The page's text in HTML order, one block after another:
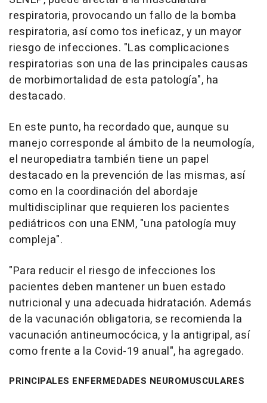
respiratoria, provocando un fallo de la bomba
respiratoria, así como tos ineficaz, y un mayor
riesgo de infecciones. "Las complicaciones
respiratorias son una de las principales causas
de morbimortalidad de esta patología", ha
destacado.
En este punto, ha recordado que, aunque su
manejo corresponde al ámbito de la neumología,
el neuropediatra también tiene un papel
destacado en la prevención de las mismas, así
como en la coordinación del abordaje
multidisciplinar que requieren los pacientes
pediátricos con una ENM, "una patología muy
compleja".
"Para reducir el riesgo de infecciones los
pacientes deben mantener un buen estado
nutricional y una adecuada hidratación. Además
de la vacunación obligatoria, se recomienda la
vacunación antineumocócica, y la antigripal, así
como frente a la Covid-19 anual", ha agregado.
PRINCIPALES ENFERMEDADES NEUROMUSCULARES